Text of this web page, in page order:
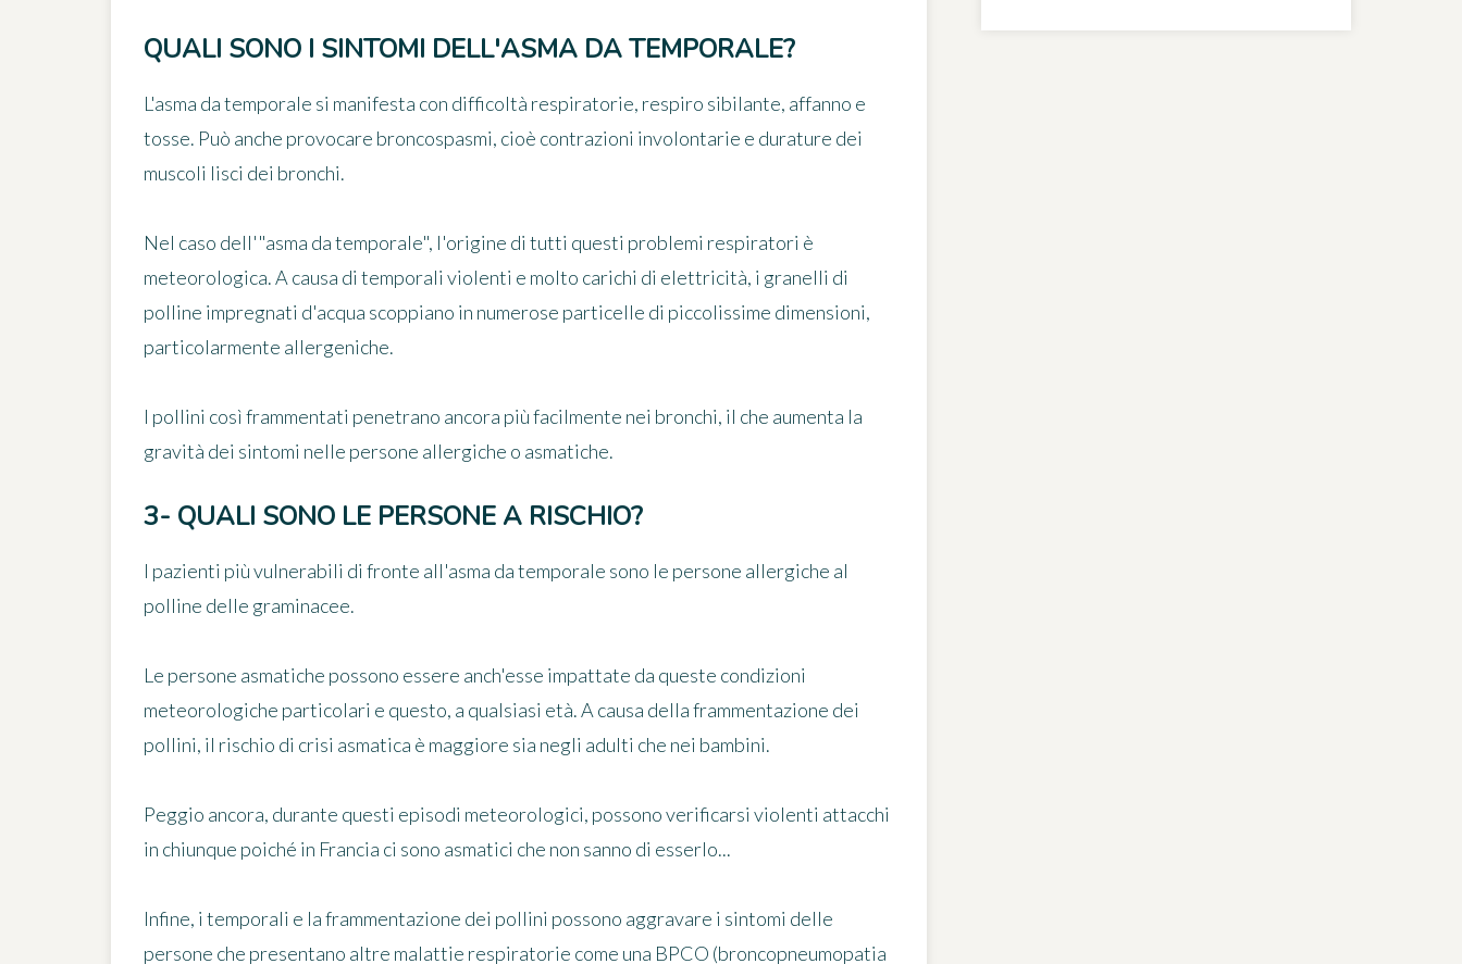
QUALI SONO I SINTOMI DELL'ASMA DA TEMPORALE?
L'asma da temporale si manifesta con difficoltà respiratorie, respiro sibilante, affanno e
tosse. Può anche provocare broncospasmi, cioè contrazioni involontarie e durature dei
muscoli lisci dei bronchi.
Nel caso dell'"asma da temporale", l'origine di tutti questi problemi respiratori è
meteorologica. A causa di temporali violenti e molto carichi di elettricità, i granelli di
polline impregnati d'acqua scoppiano in numerose particelle di piccolissime dimensioni,
particolarmente allergeniche.
I pollini così frammentati penetrano ancora più facilmente nei bronchi, il che aumenta la
gravità dei sintomi nelle persone allergiche o asmatiche.
3- QUALI SONO LE PERSONE A RISCHIO?
I pazienti più vulnerabili di fronte all'asma da temporale sono le persone allergiche al
polline delle graminacee.
Le persone asmatiche possono essere anch'esse impattate da queste condizioni
meteorologiche particolari e questo, a qualsiasi età. A causa della frammentazione dei
pollini, il rischio di crisi asmatica è maggiore sia negli adulti che nei bambini.
Peggio ancora, durante questi episodi meteorologici, possono verificarsi violenti attacchi
in chiunque poiché in Francia ci sono asmatici che non sanno di esserlo...
Infine, i temporali e la frammentazione dei pollini possono aggravare i sintomi delle
persone che presentano altre malattie respiratorie come una BPCO (broncopneumopatia